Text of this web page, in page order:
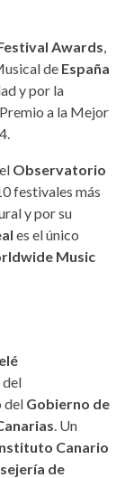
Awards,
de España
y por la
a la Mejor
Observatorio
festivales más
y por su
es el único
Music
del
del Gobierno de
. Un
Canario
de